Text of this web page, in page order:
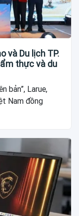
và Du lịch TP.
thực và du
bản”, Larue,
Nam đồng